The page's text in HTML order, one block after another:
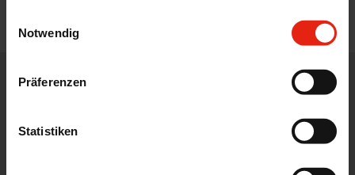
Notwendig
Präferenzen
Statistiken
WE DISTRIBUTE, DEVELOP, DESIGN AND ADVISE IN THE CORE